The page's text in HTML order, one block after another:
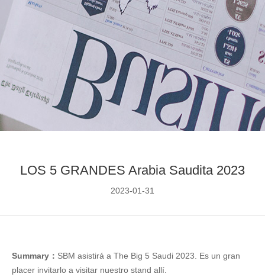
LOS 5 GRANDES Arabia Saudita 2023
2023-01-31
Summary： SBM asistirá a The Big 5 Saudi 2023. Es un gran
placer invitarlo a visitar nuestro stand allí.